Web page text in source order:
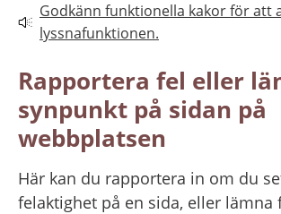
Godkänn funktionella kakor för att
lyssnafunktionen.
Länk till annan webbplats.
Rapportera fel eller
synpunkt på sidan på
webbplatsen
Här kan du rapportera in om du
felaktighet på en sida, eller lämna